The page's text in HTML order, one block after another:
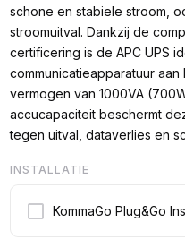
schone en stabiele stroom,
stroomuitval. Dankzij de
certificering is de APC UPS
communicatieapparatuur
vermogen van 1000VA
accucapaciteit beschermt
tegen uitval, dataverlies en
INSTALLATIE
KommaGo Plug&Go